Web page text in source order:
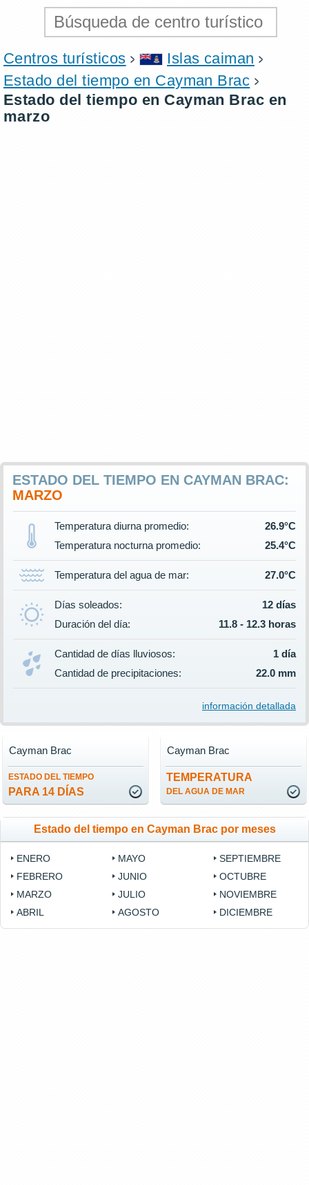
Centros turísticos
Islas caiman
Estado del tiempo en Cayman Brac
Estado del tiempo en Cayman Brac en
marzo
ESTADO DEL TIEMPO EN CAYMAN BRAC:
MARZO
Temperatura diurna promedio:
26.9°C
Temperatura nocturna promedio:
25.4°C
Temperatura del agua de mar: 27.0°C
Días soleados:
12 días
Duración del día:
11.8 - 12.3 horas
Cantidad de días lluviosos:
1 día
Cantidad de precipitaciones:
22.0 mm
información detallada
ESTADO DEL TIEMPO
PARA 14 DÍAS
Cayman Brac
TEMPERATURA
DEL AGUA DE MAR
Cayman Brac
Estado del tiempo en Cayman Brac por meses
ENERO
FEBRERO
MARZO
ABRIL
MAYO
JUNIO
JULIO
AGOSTO
SEPTIEMBRE
OCTUBRE
NOVIEMBRE
DICIEMBRE